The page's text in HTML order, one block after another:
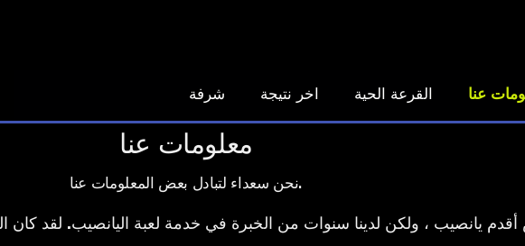
شرفة اخر نتيجة القرعة الحية عنا
معلومات عنا
نحن سعداء لتبادل بعض المعلومات عنا.
يانصيب ، ولكن لدينا سنوات من الخبرة في خدمة لعبة اليانصيب. لقد كان